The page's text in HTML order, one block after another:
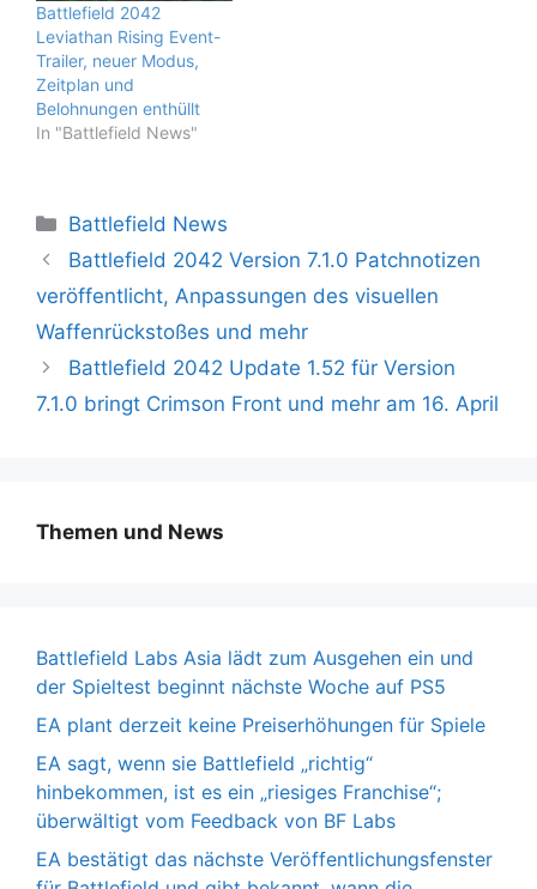
Battlefield 2042
Leviathan Rising Event-
Trailer, neuer Modus,
Zeitplan und
Belohnungen enthüllt
In "Battlefield News"
Kategorien
Battlefield News
Battlefield 2042 Version 7.1.0 Patchnotizen
veröffentlicht, Anpassungen des visuellen
Waffenrückstoßes und mehr
Battlefield 2042 Update 1.52 für Version
7.1.0 bringt Crimson Front und mehr am 16. April
Themen und News
Battlefield Labs Asia lädt zum Ausgehen ein und
der Spieltest beginnt nächste Woche auf PS5
EA plant derzeit keine Preiserhöhungen für Spiele
EA sagt, wenn sie Battlefield „richtig“
hinbekommen, ist es ein „riesiges Franchise“;
überwältigt vom Feedback von BF Labs
EA bestätigt das nächste Veröffentlichungsfenster